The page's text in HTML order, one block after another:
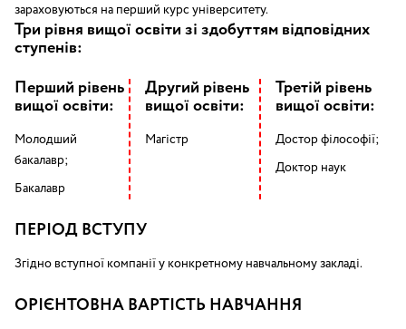
зараховуються на перший курс університету.
Три рівня вищої освіти зі здобуттям відповідних
ступенів:
Перший рівень
вищої освіти:
Молодший
бакалавр;
Бакалавр
Другий рівень
вищої освіти:
Магістр
Третій рівень
вищої освіти:
Достор філософії;
Доктор наук
ПЕРІОД ВСТУПУ
Згідно вступної компанії у конкретному навчальному закладі.
ОРІЄНТОВНА ВАРТІСТЬ НАВЧАННЯ